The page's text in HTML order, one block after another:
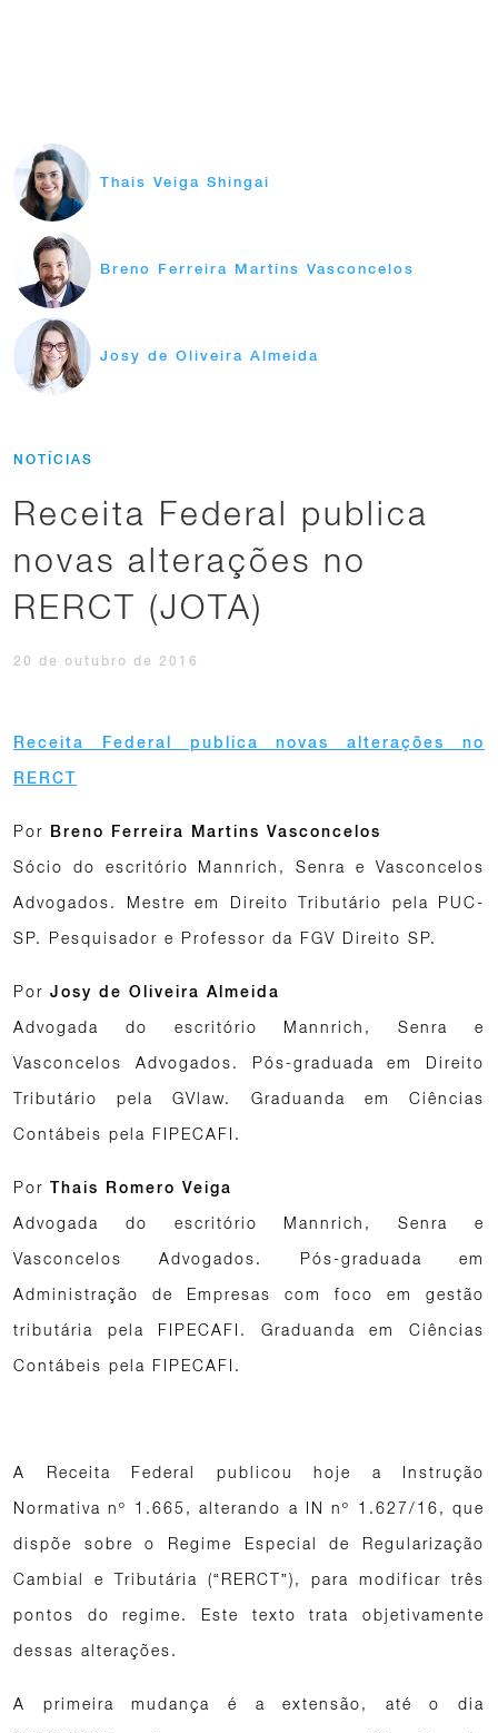
Thais Veiga Shingai
Breno Ferreira Martins Vasconcelos
Josy de Oliveira Almeida
NOTÍCIAS
Receita Federal publica
novas alterações no
RERCT (JOTA)
20 de outubro de 2016
Receita Federal publica novas alterações no
RERCT
Por Breno Ferreira Martins Vasconcelos
Sócio do escritório Mannrich, Senra e Vasconcelos
Advogados. Mestre em Direito Tributário pela PUC-
SP. Pesquisador e Professor da FGV Direito SP.
Por Josy de Oliveira Almeida
Advogada do escritório Mannrich, Senra e
Vasconcelos Advogados. Pós-graduada em Direito
Tributário pela GVlaw. Graduanda em Ciências
Contábeis pela FIPECAFI.
Por Thais Romero Veiga
Advogada do escritório Mannrich, Senra e
Vasconcelos Advogados. Pós-graduada em
Administração de Empresas com foco em gestão
tributária pela FIPECAFI. Graduanda em Ciências
Contábeis pela FIPECAFI.
A Receita Federal publicou hoje a Instrução
Normativa nº 1.665, alterando a IN nº 1.627/16, que
dispõe sobre o Regime Especial de Regularização
Cambial e Tributária (“RERCT”), para modificar três
pontos do regime. Este texto trata objetivamente
dessas alterações.
A primeira mudança é a extensão, até o dia